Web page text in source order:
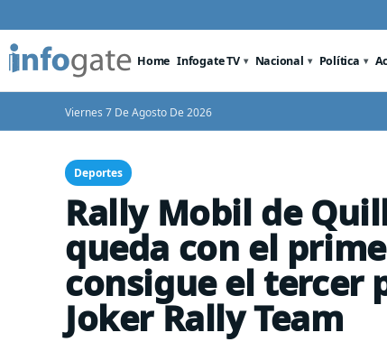
Home Infogate TV Nacional Política
Viernes 7 De Agosto De 2026
Deportes
Rally Mobil de
queda con el
consigue el tercer
Joker Rally Team